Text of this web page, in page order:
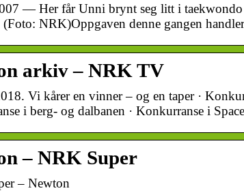
— Her får Unni brynt seg litt i taekwondo
NRK)Oppgaven denne gangen
arkiv – NRK TV
Vi kårer en vinner – og en taper ·
i berg- og dalbanen · Konkurranse i
– NRK Super
– Newton